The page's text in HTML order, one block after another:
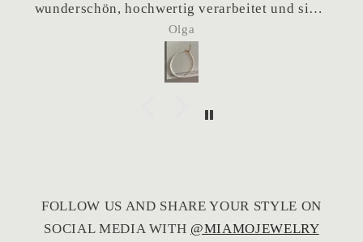
wunderschön, hochwertig verarbeitet und sieht
einfach traumhaft aus.
Besonders hervorheben möchte ich den
hervorragenden Kundenservice. Da die Kette
als Geschenk gedacht war und das Team sich
nachgefragt, ob eine frühere Lieferung
sehr gefreut.
Vielen Dank für den großartigen Service – ich
Olga
FOLLOW US AND SHARE YOUR STYLE ON
SOCIAL MEDIA WITH @MIAMOJEWELRY